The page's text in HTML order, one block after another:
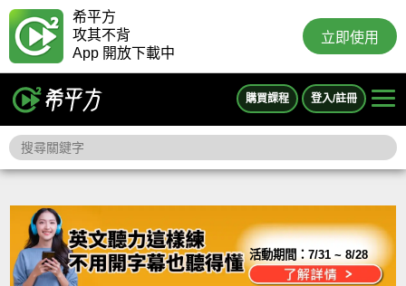
希平方
攻其不背
App 開放下載中
立即使用
購買課程 登入/註冊
活動期間：7/31 ~ 8/28